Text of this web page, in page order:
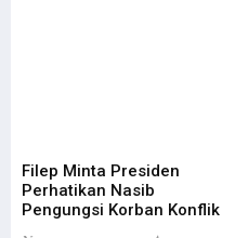
Filep Minta Presiden
Perhatikan Nasib
Pengungsi Korban Konflik